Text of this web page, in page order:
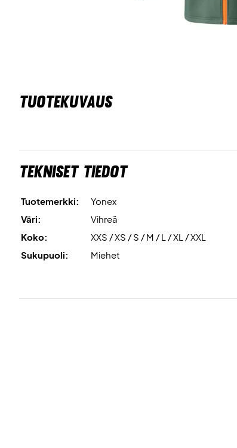
TUOTEKUVAUS
Tekniset tiedot
Tuotemerkki:
Yonex
Väri:
Vihreä
Koko:
XXS / XS / S / M / L / XL / XXL
Sukupuoli:
Miehet